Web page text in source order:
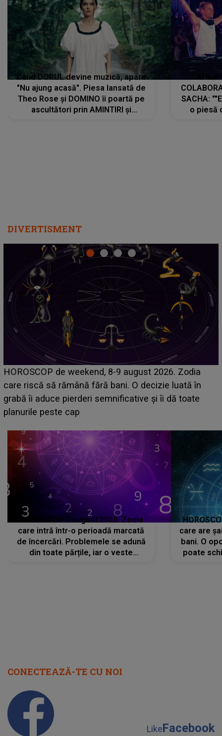
Când DORUL devine muzică, apare
"Nu ajung acasă". Piesa lansată de
Theo Rose și DOMINO îi poartă pe
ascultători prin AMINTIRI și
SACHA:
o piesă
DIVERTISMENT
Emanuel a ținut ACEST DETALIU ASCUNS până
acum! În fața Alexandrei, concurentul din Casa Iubirii
face o MĂRTURISIRE NEAȘTEPTATĂ despre mama
sa: "I-am spus și ei în față, eu nu te iubesc pentru
HOROSCOP 7 august 2026. Zodia
care intră într-o perioadă marcată
de încercări. Problemele se adună
din toate părțile, iar o veste
care are
bani. O
poate
CONECTEAZĂ-TE CU NOI
LikeFacebook